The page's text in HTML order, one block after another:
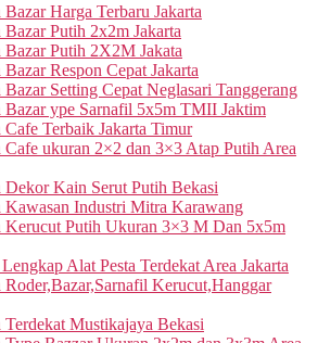
Bazar Harga Terbaru Jakarta
Bazar Putih 2x2m Jakarta
Bazar Putih 2X2M Jakata
Bazar Respon Cepat Jakarta
Bazar Setting Cepat Neglasari Tanggerang
Bazar ype Sarnafil 5x5m TMII Jaktim
Cafe Terbaik Jakarta Timur
Cafe ukuran 2×2 dan 3×3 Atap Putih Area
Dekor Kain Serut Putih Bekasi
Kawasan Industri Mitra Karawang
Kerucut Putih Ukuran 3×3 M Dan 5x5m
Alat Pesta Terdekat Area Jakarta
Roder,Bazar,Sarnafil Kerucut,Hanggar
Terdekat Mustikajaya Bekasi